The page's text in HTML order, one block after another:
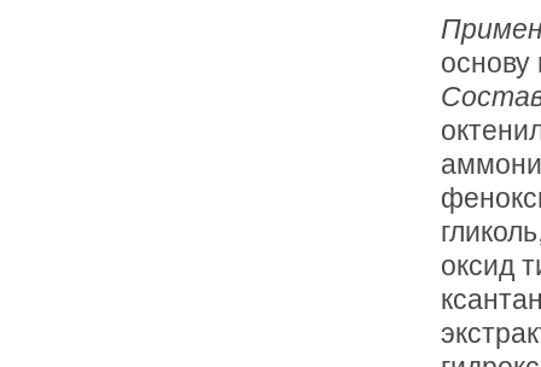
основу
оксид